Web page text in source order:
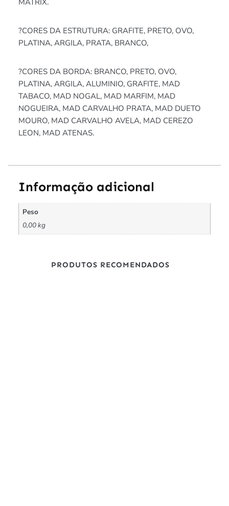
?CORES DA ESTRUTURA: GRAFITE, PRETO, OVO,
PLATINA, ARGILA, PRATA, BRANCO,
?CORES DA BORDA: BRANCO, PRETO, OVO,
PLATINA, ARGILA, ALUMINIO, GRAFITE, MAD
TABACO, MAD NOGAL, MAD MARFIM, MAD
NOGUEIRA, MAD CARVALHO PRATA, MAD DUETO
MOURO, MAD CARVALHO AVELA, MAD CEREZO
LEON, MAD ATENAS.
Informação adicional
Peso
0,00 kg
PRODUTOS RECOMENDADOS